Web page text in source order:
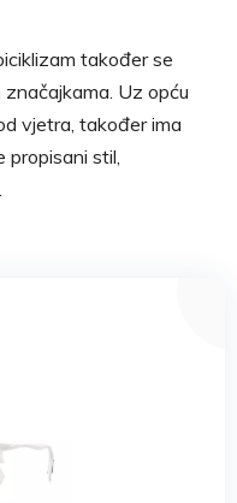
također se
Uz opću
vjetra, također ima
stil,